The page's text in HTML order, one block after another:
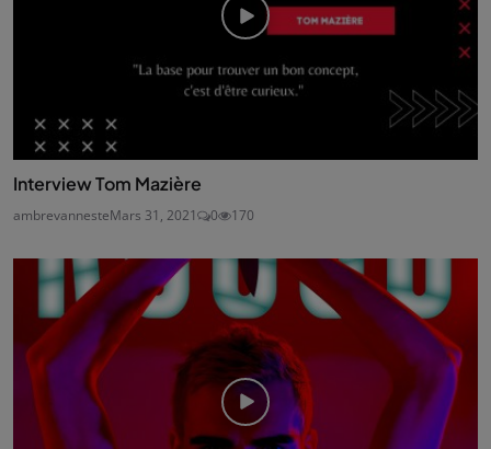
Interview Tom Mazière
ambrevannesteMars 31, 2021 0 170